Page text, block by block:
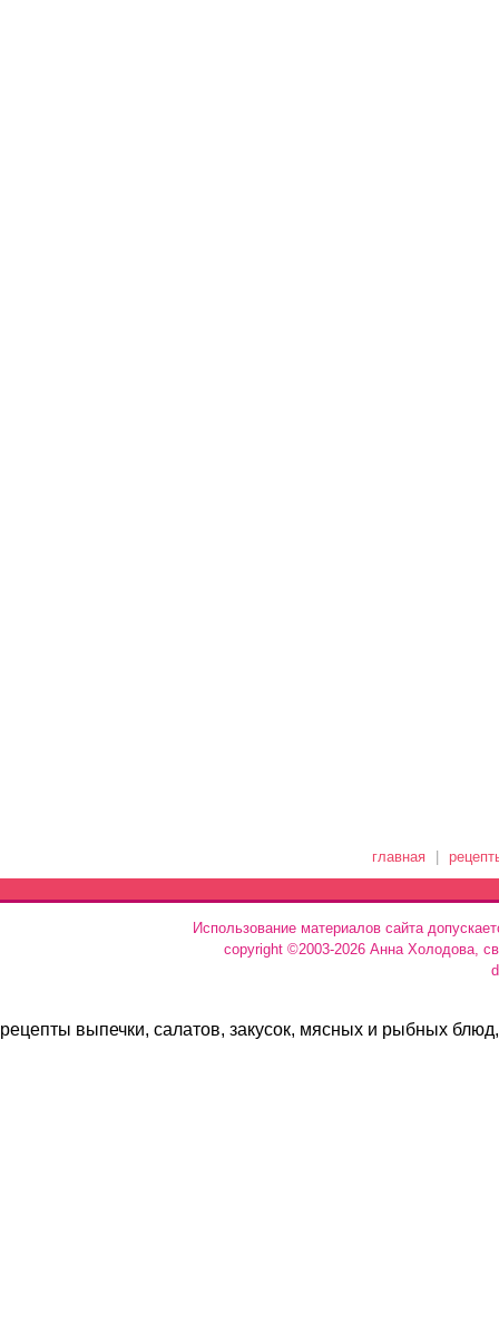
главная
Использование материалов сайта
copyright ©2003-2026 Анна Холодова,
рецепты выпечки, салатов, закусок, мясных и рыбных